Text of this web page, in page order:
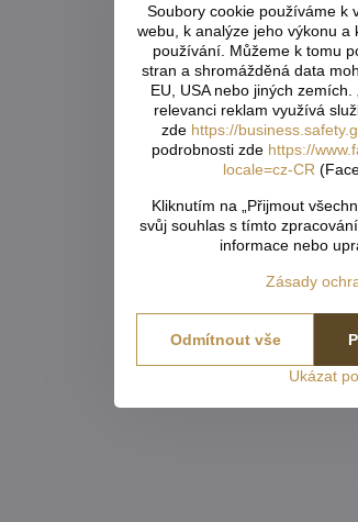
Soubory cookie používáme k
webu, k analýze jeho výkonu
používání. Můžeme k tomu
stran a shromážděná data
EU, USA nebo jiných
relevanci reklam využívá
zde https://
podrobnosti zde https://
locale=cz-CR
Kliknutím na „Přijmout
svůj souhlas s tímto
informace nebo
Zásady
Ukázat
Odmítnout vše